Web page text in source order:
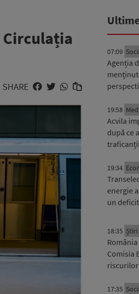
SHARE
07:09
Agenția
menținut
19:58
Acvila
după ce
19:34
energie
un
18:35 Știri
Comisia
17:35